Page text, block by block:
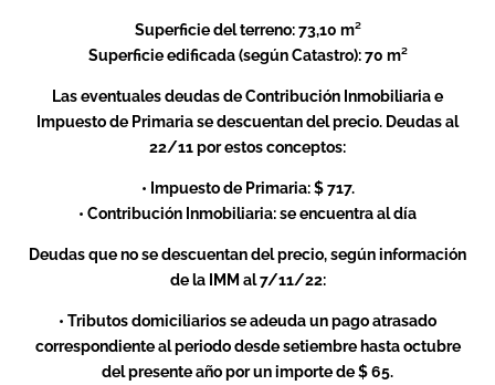
Superficie del terreno: 73,10 m²
Superficie edificada (según Catastro): 70 m²
Las eventuales deudas de Contribución Inmobiliaria e
Impuesto de Primaria se descuentan del precio. Deudas al
22/11 por estos conceptos:
• Impuesto de Primaria: $ 717.
• Contribución Inmobiliaria: se encuentra al día
Deudas que no se descuentan del precio, según información
de la IMM al 7/11/22:
• Tributos domiciliarios se adeuda un pago atrasado
correspondiente al periodo desde setiembre hasta octubre
del presente año por un importe de $ 65.